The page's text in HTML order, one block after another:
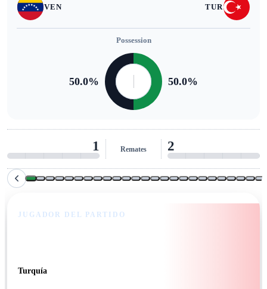
JUGADOR DEL PARTIDO
Turquía
VEN TUR
Possession
50.0% 50.0%
1 Remates 2